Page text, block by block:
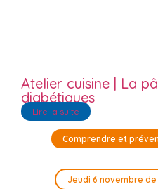
Atelier cuisine | La
diabétiques
Lire la suite
Comprendre et
Jeudi 6 novembre de